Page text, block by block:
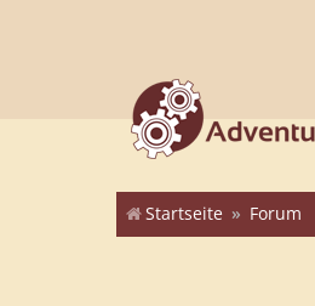
Startseite Forum